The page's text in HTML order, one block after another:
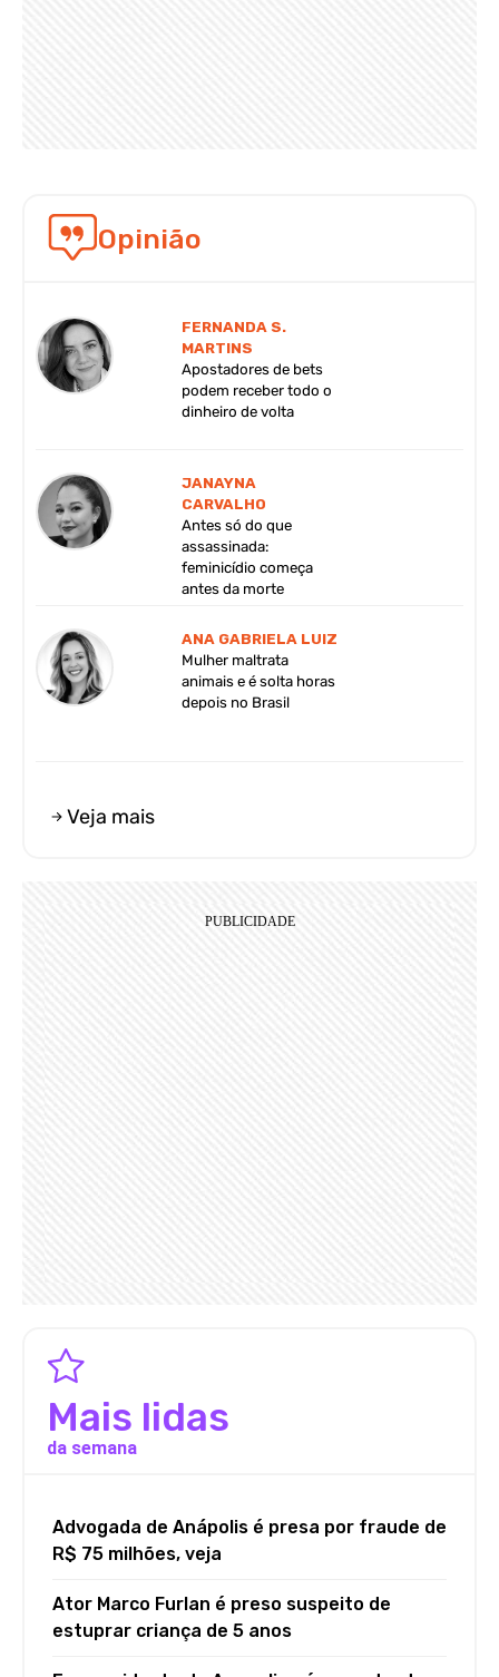
Opinião
FERNANDA S.
MARTINS
Apostadores de bets
podem receber todo o
dinheiro de volta
JANAYNA
CARVALHO
Antes só do que
assassinada:
feminicídio começa
antes da morte
ANA GABRIELA LUIZ
Mulher maltrata
animais e é solta horas
depois no Brasil
Veja mais
Mais lidas
da semana
Advogada de Anápolis é presa por fraude de
R$ 75 milhões, veja
Ator Marco Furlan é preso suspeito de
estuprar criança de 5 anos